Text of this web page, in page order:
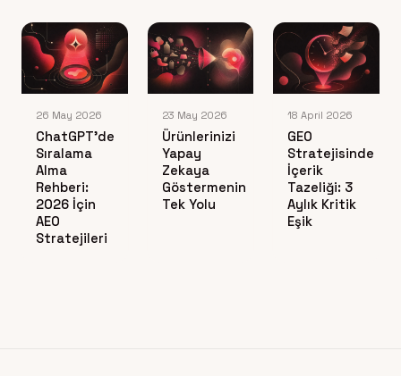
26 May 2026
ChatGPT’de
Sıralama
Alma
Rehberi:
2026 İçin
AEO
Stratejileri
23 May 2026
Ürünlerinizi
Yapay
Zekaya
Göstermenin
Tek Yolu
18 April 2026
GEO
Stratejisinde
İçerik
Tazeliği: 3
Aylık Kritik
Eşik